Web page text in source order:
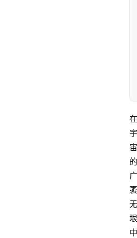
在
宇
宙
的
广
袤
无
垠
中